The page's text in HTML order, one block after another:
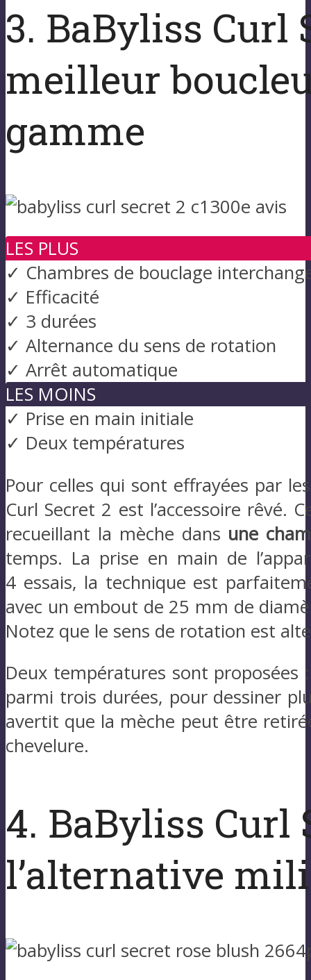
3. BaByliss Curl
meilleur
gamme
LES PLUS
✓ Chambres de bouclage
✓ Efficacité
✓ 3 durées
✓ Alternance du sens de rotation
✓ Arrêt automatique
LES MOINS
✓ Prise en main initiale
✓ Deux températures
Pour celles qui sont effrayées par
Curl Secret 2 est l’accessoire rêvé.
recueillant la mèche dans une
temps. La prise en main de
4 essais, la technique est
avec un embout de 25 mm de
Notez que le sens de rotation est
Deux températures sont proposées
parmi trois durées, pour dessiner
avertit que la mèche peut être
chevelure.
4. BaByliss Curl
l’alternative